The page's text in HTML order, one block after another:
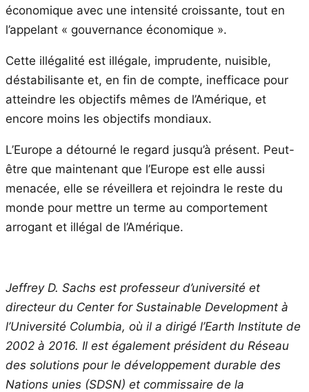
économique avec une intensité croissante, tout en
l’appelant « gouvernance économique ».
Cette illégalité est illégale, imprudente, nuisible,
déstabilisante et, en fin de compte, inefficace pour
atteindre les objectifs mêmes de l’Amérique, et
encore moins les objectifs mondiaux.
L’Europe a détourné le regard jusqu’à présent. Peut-
être que maintenant que l’Europe est elle aussi
menacée, elle se réveillera et rejoindra le reste du
monde pour mettre un terme au comportement
arrogant et illégal de l’Amérique.
Jeffrey D. Sachs est professeur d’université et
directeur du Center for Sustainable Development à
l’Université Columbia, où il a dirigé l’Earth Institute de
2002 à 2016. Il est également président du Réseau
des solutions pour le développement durable des
Nations unies (SDSN) et commissaire de la